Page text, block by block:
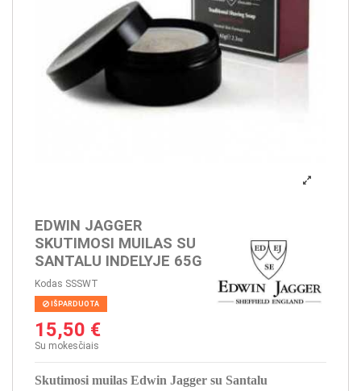
EDWIN JAGGER
SKUTIMOSI MUILAS SU
SANTALU INDELYJE 65G
Kodas SSSWT
IŠPARDUOTA
15,50 €
Su mokesčiais
Skutimosi muilas Edwin Jagger su Santalu